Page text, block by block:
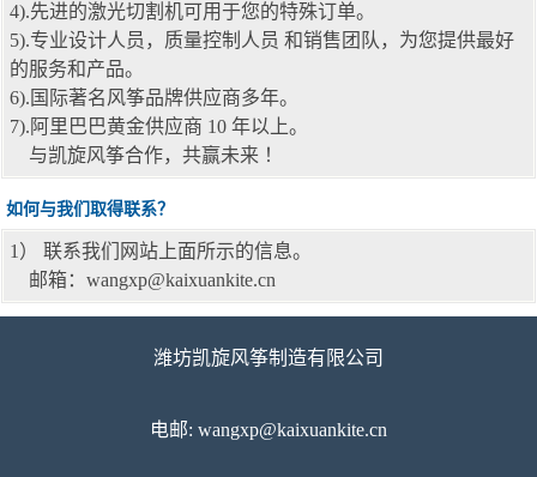
4).先进的激光切割机可用于您的特殊订单。
5).专业设计人员，质量控制人员 和销售团队，为您提供最好
的服务和产品。
6).国际著名风筝品牌供应商多年。
7).阿里巴巴黄金供应商 10 年以上。
与凯旋风筝合作，共赢未来 ！
如何与我们取得联系？
1） 联系我们网站上面所示的信息。
邮箱：wangxp@kaixuankite.cn
潍坊凯旋风筝制造有限公司
电邮: wangxp@kaixuankite.cn